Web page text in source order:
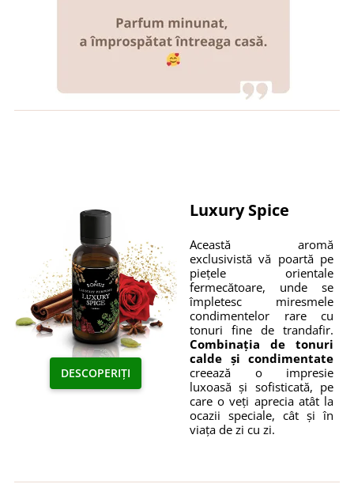
DESCOPERIȚI
Luxury Spice
Această aromă
exclusivistă vă poartă pe
piețele orientale
fermecătoare, unde se
împletesc miresmele
condimentelor rare cu
tonuri fine de trandafir.
Combinația de tonuri
calde și condimentate
creează o impresie
luxoasă și sofisticată, pe
care o veți aprecia atât la
ocazii speciale, cât și în
viața de zi cu zi.